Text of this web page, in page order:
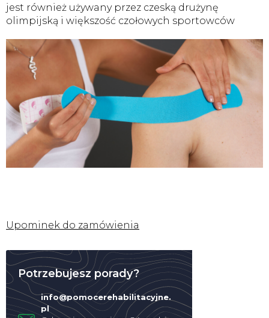
jest również używany przez czeską drużynę
olimpijską i większość czołowych sportowców
Upominek do zamówienia
Potrzebujesz porady?
info@pomocerehabilitacyjne.
pl